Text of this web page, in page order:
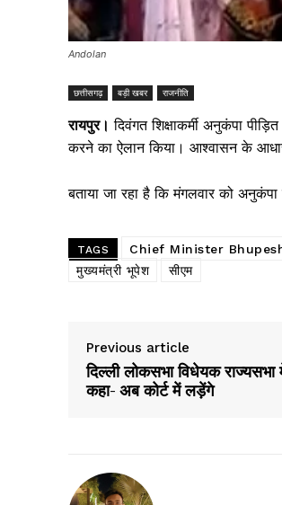
Andolan
छत्तीसगढ़ बड़ी खबर राजनीति
रायपुर। दिवंगत शिक्षाकर्मी अनुकंपा
करने का ऐलान किया। आश्वासन के
बताया जा रहा है कि मंगलवार को
TAGS Chief Minister
मुख्यमंत्री भूपेश
सीएम
Previous article
दिल्ली लोकसभा विधेयक
कहा- अब कोर्ट में लड़ेंगे